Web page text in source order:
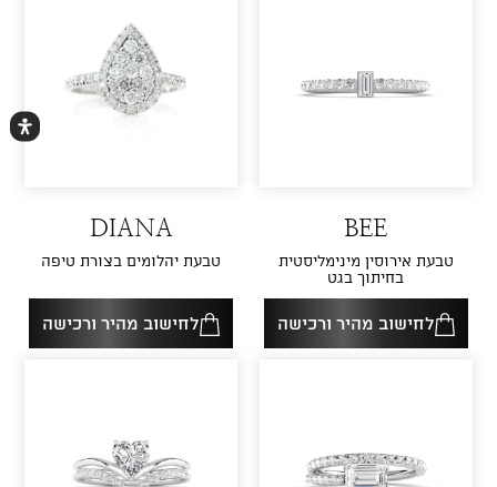
BEE
טבעת אירוסין מינימליסטית
בחיתוך בגט
לחישוב מהיר ורכישה
DIANA
טבעת יהלומים בצורת טיפה
לחישוב מהיר ורכישה